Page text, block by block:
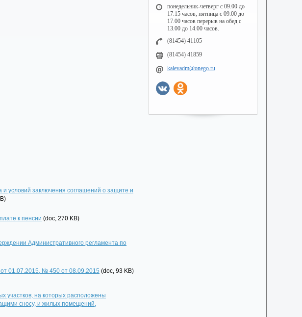
условий заключения соглашений о защите и
к пенсии (doc, 270 KB)
Административного регламента по
01.07.2015, № 450 от 08.09.2015 (doc, 93 KB)
участков, на которых расположены
сносу, и жилых помещений,
понедельник-четверг с 09.00 до
17.15 часов, пятница с 09.00 до
17.00 часов перерыв на обед с
13.00 до 14.00 часов.
(81454) 41105
(81454) 41859
kalevadm@onego.ru